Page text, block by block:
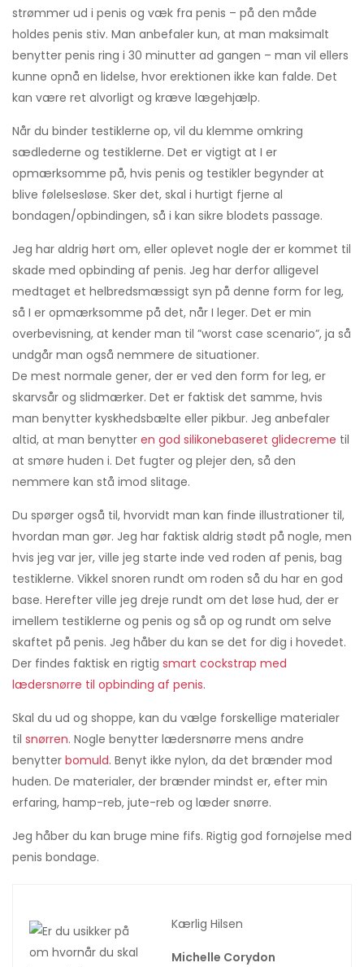
strømmer ud i penis og væk fra penis – på den måde
holdes penis stiv. Man anbefaler kun, at man maksimalt
benytter penis ring i 30 minutter ad gangen – man vil ellers
kunne opnå en lidelse, hvor erektionen ikke kan falde. Det
kan være ret alvorligt og kræve lægehjælp.
Når du binder testiklerne op, vil du klemme omkring
sædlederne og testiklerne. Det er vigtigt at I er
opmærksomme på, hvis penis og testikler begynder at
blive følelsesløse. Sker det, skal i hurtigt fjerne al
bondagen/opbindingen, så i kan sikre blodets passage.
Jeg har aldrig hørt om, eller oplevet nogle der er kommet til
skade med opbinding af penis. Jeg har derfor alligevel
medtaget et helbredsmæssigt syn på denne form for leg,
så I er opmærksomme på det, når I leger. Det er min
overbevisning, at kender man til ”worst case scenario”, ja så
undgår man også nemmere de situationer.
De mest normale gener, der er ved den form for leg, er
skarvsår og slidmærker. Det er faktisk det samme, hvis
man benytter kyskhedsbælte eller pikbur. Jeg anbefaler
altid, at man benytter en god silikonebaseret glidecreme til
at smøre huden i. Det fugter og plejer den, så den
nemmere kan stå imod slitage.
Du spørger også til, hvorvidt man kan finde illustrationer til,
hvordan man gør. Jeg har faktisk aldrig stødt på nogle, men
hvis jeg var jer, ville jeg starte inde ved roden af penis, bag
testiklerne. Vikkel snoren rundt om roden så du har en god
base. Herefter ville jeg dreje rundt om det løse hud, der er
imellem testiklerne og penis og så op og rundt om selve
skaftet på penis. Jeg håber du kan se det for dig i hovedet.
Der findes faktisk en rigtig smart cockstrap med
lædersnørre til opbinding af penis.
Skal du ud og shoppe, kan du vælge forskellige materialer
til snørren. Nogle benytter lædersnørre mens andre
benytter bomuld. Benyt ikke nylon, da det brænder mod
huden. De materialer, der brænder mindst er, efter min
erfaring, hamp-reb, jute-reb og læder snørre.
Jeg håber du kan bruge mine fifs. Rigtig god fornøjelse med
penis bondage.
Kærlig Hilsen
Michelle Corydon